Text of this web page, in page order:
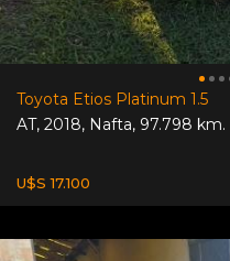
Toyota Etios Platinum 1.5
AT, 2018, Nafta, 97.798 km.
U$S 17.100